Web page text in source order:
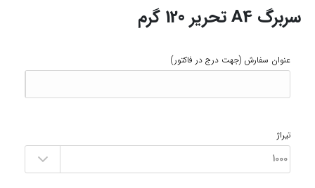
سربرگ A4 تحریر 120 گرم
عنوان سفارش (جهت درج در فاکتور)
تیراژ